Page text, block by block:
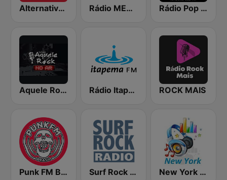
Alternative Flash Rock Rádio MEC FM Rádio Pop Rock Brasil
Aquele Rock Rádio Itapema FM 93.7 ROCK MAIS
Punk FM Brasil Surf Rock radio New York Classic Hits